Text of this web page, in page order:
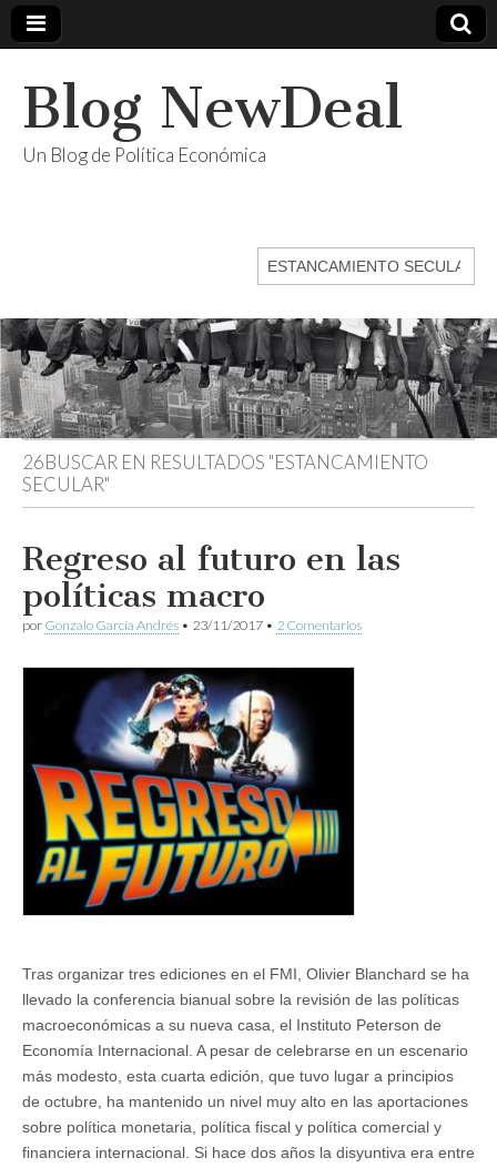
Blog NewDeal
Un Blog de Política Económica
Buscar:
26BUSCAR EN RESULTADOS "ESTANCAMIENTO
SECULAR"
Regreso al futuro en las
políticas macro
por Gonzalo García Andrés • 23/11/2017 • 2 Comentarios
Tras organizar tres ediciones en el FMI, Olivier Blanchard se ha
llevado la conferencia bianual sobre la revisión de las políticas
macroeconómicas a su nueva casa, el Instituto Peterson de
Economía Internacional. A pesar de celebrarse en un escenario
más modesto, esta cuarta edición, que tuvo lugar a principios
de octubre, ha mantenido un nivel muy alto en las aportaciones
sobre política monetaria, política fiscal y política comercial y
financiera internacional. Si hace dos años la disyuntiva era entre